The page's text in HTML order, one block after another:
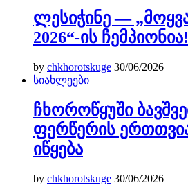
ლესიჭინე —
2026“-ის ჩემპიონია!
by chkhorotskuge 30/06/2026
სიახლეები
ჩხოროწყუში
ფერწერის
იწყება
by chkhorotskuge 30/06/2026